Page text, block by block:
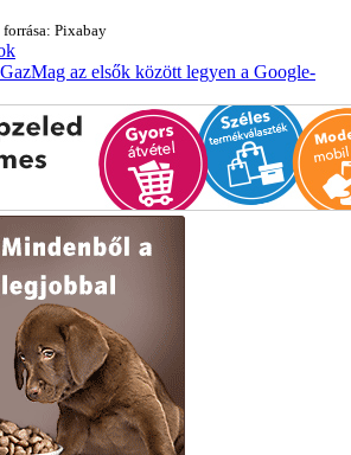
Pixabay
az elsők között legyen a Google-